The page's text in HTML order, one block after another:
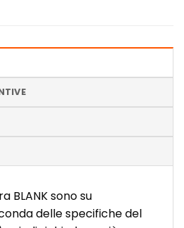
BLANK sono su
delle specifiche del